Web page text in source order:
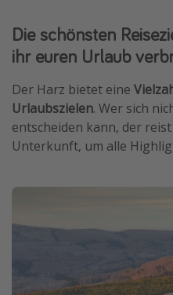
Last Minute Urlaub
Last Minute Urlaub
Die schönsten
ihr euren Urlaub
Der Harz bietet eine
Urlaubszielen. Wer sich
entscheiden kann, der
Unterkunft, um alle